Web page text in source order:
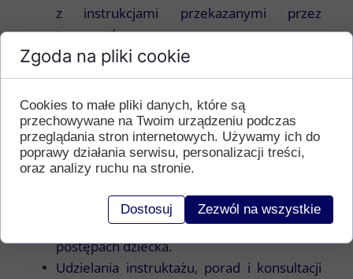
z instrukcjami przekazanymi przez
terapeutów.
Współtworzenia programu i dzielenia się
sugestiami dotyczącymi pracy z dzieckiem.
Wyłączności:Złożenia oświadczenia, że
„Centrum Akson” jest jedynym miejscem
realizacji WWRD.
Terapeuci są zobowiązani do:
Bieżącego informowania rodziców o
postępach dziecka.
Udzielania instruktażu, porad i konsultacji
Zgoda na pliki cookie
Cookies to małe pliki danych, które są
przechowywane na Twoim urządzeniu podczas
przeglądania stron internetowych. Używamy ich do
poprawy działania serwisu, personalizacji treści,
oraz analizy ruchu na stronie.
Dostosuj Zezwól na wszystkie